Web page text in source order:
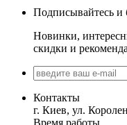
Подписывайтесь и
Новинки,
скидки и
Контакты
г. Киев, ул.
Время работы